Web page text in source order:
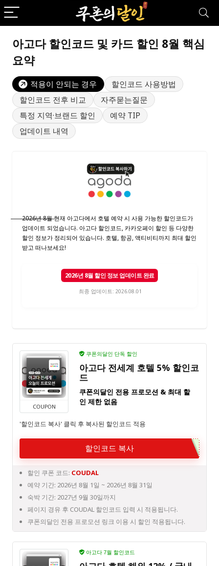
아고다 할인코드 및 카드 할인 8월 핵심
요약
적용이 안되는 경우
할인코드 사용방법
할인코드 전후 비교
자주묻는질문
특정 지역·브랜드 할인
예약 TIP
업데이트 내역
2026년 8월 현재 아고다에서 호텔 예약 시 사용 가능한 할인코드가
업데이트 되었습니다. 아고다 할인코드, 카카오페이 할인 등 다양한
할인 정보가 정리되어 있습니다. 호텔, 항공, 액티비티까지 최대 할인
받고 떠나보세요!
2026년 8월 할인 정보 업데이트 완료
최종 업데이트: 2026.08.01
COUPON
쿠폰의달인 단독 할인
아고다 전세계 호텔 5% 할인코
드
쿠폰의달인 전용 프로모션 & 최대 할
인 제한 없음
'할인코드 복사' 클릭 후 복사된 할인코드 적용
할인코드 복사
할인 쿠폰 코드: COUDAL
예약 기간: 2026년 8월 1일 ~ 2026년 8월 31일
숙박 기간: 2027년 9월 30일까지
페이지 경유 후 COUDAL 할인코드 입력 시 적용됩니다.
쿠폰의달인 전용 프로모션 링크 이용 시 할인 적용됩니다.
아고다 7월 할인코드